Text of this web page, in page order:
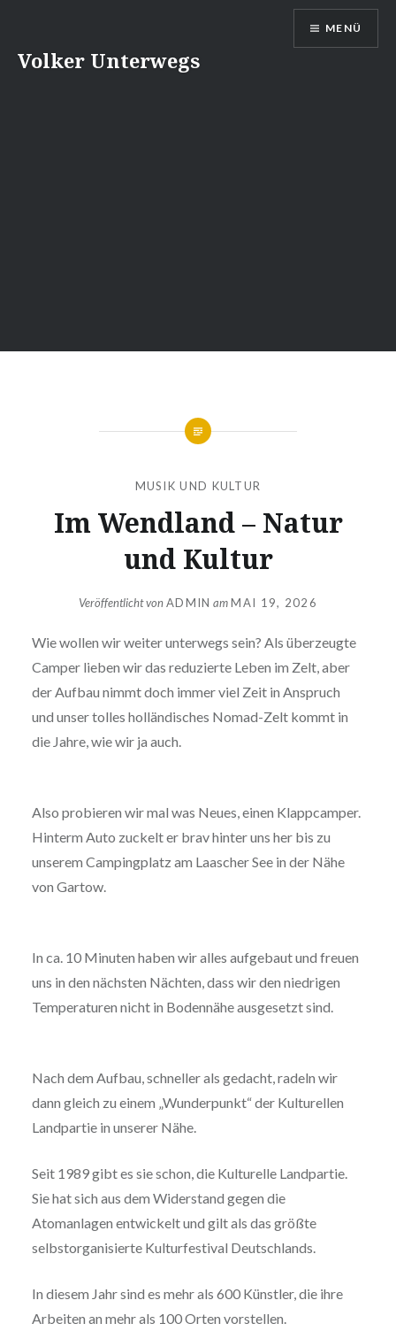
InhaltVolker Unterwegs
MENÜ
MUSIK UND KULTUR
Im Wendland – Natur
und Kultur
Veröffentlicht vonADMIN amMAI 19, 2026
Wie wollen wir weiter unterwegs sein? Als überzeugte
Camper lieben wir das reduzierte Leben im Zelt, aber
der Aufbau nimmt doch immer viel Zeit in Anspruch
und unser tolles holländisches Nomad-Zelt kommt in
die Jahre, wie wir ja auch.
Also probieren wir mal was Neues, einen Klappcamper.
Hinterm Auto zuckelt er brav hinter uns her bis zu
unserem Campingplatz am Laascher See in der Nähe
von Gartow.
In ca. 10 Minuten haben wir alles aufgebaut und freuen
uns in den nächsten Nächten, dass wir den niedrigen
Temperaturen nicht in Bodennähe ausgesetzt sind.
Nach dem Aufbau, schneller als gedacht, radeln wir
dann gleich zu einem „Wunderpunkt“ der Kulturellen
Landpartie in unserer Nähe.
Seit 1989 gibt es sie schon, die Kulturelle Landpartie.
Sie hat sich aus dem Widerstand gegen die
Atomanlagen entwickelt und gilt als das größte
selbstorganisierte Kulturfestival Deutschlands.
In diesem Jahr sind es mehr als 600 Künstler, die ihre
Arbeiten an mehr als 100 Orten vorstellen.